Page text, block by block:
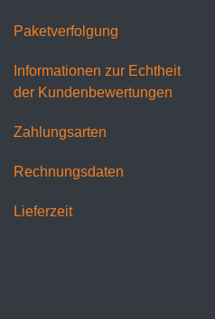
Paketverfolgung
Informationen zur Echtheit
der Kundenbewertungen
Zahlungsarten
Rechnungsdaten
Lieferzeit